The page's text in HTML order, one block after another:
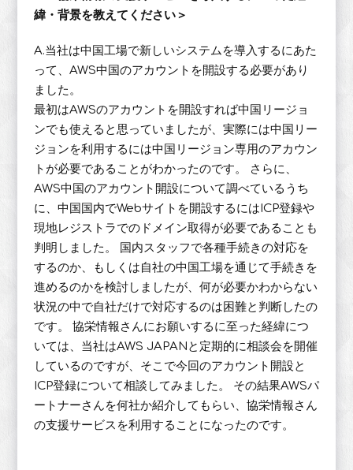
緯・背景を教えてください＞
A.当社は中国工場で新しいシステムを導入するにあた
って、AWS中国のアカウントを開設する必要があり
ました。
最初はAWSのアカウントを開設すれば中国リージョ
ンでも使えると思っていましたが、実際には中国リー
ジョンを利用するには中国リージョン専用のアカウン
トが必要であることがわかったのです。 さらに、
AWS中国のアカウント開設について調べているうち
に、中国国内でWebサイトを開設するにはICP登録や
現地レジストラでのドメイン取得が必要であることも
判明しました。 国内スタッフで各種手続きの対応を
するのか、もしくは自社の中国工場を通じて手続きを
進めるのかを検討しましたが、何が必要かわからない
状況の中で自社だけで対応するのは困難と判断したの
です。 協栄情報さんにお願いするに至った経緯につ
いては、当社はAWS JAPANと定期的に相談会を開催
しているのですが、そこで今回のアカウント開設と
ICP登録について相談してみました。 その結果AWSパ
ートナーさんを何社か紹介してもらい、協栄情報さん
の支援サービスを利用することになったのです。